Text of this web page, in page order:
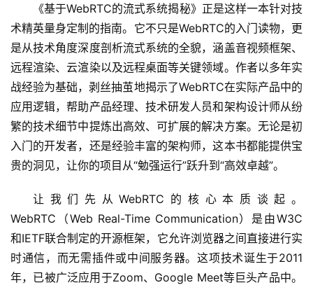
《基于WebRTC的流式系统揭秘》正是这样一本针对技
术精英量身定制的指南。它不只是WebRTC的入门读物，更
是从技术角度深度剖析流式系统的全貌，涵盖音视频框架、
远程渲染、云渲染以及远程桌面等关键领域。作者以多年实
战经验为基础，剥丝抽茧地揭示了WebRTC在实际产品中的
应用逻辑，帮助产品经理、技术研发人员和架构设计师从纷
繁的技术细节中提炼出高效、可扩展的解决方案。无论是初
入门的开发者，还是经验丰富的架构师，这本书都能提供宝
贵的洞见，让你的项目从“勉强运行”跃升到“高效卓越”。
让我们先从WebRTC的核心本质谈起。
WebRTC（Web Real-Time Communication）是由W3C
和IETF联合制定的开源框架，它允许浏览器之间直接进行实
时通信，而无需插件或中间服务器。这项技术诞生于2011
年，已被广泛应用于Zoom、Google Meet等巨头产品中。